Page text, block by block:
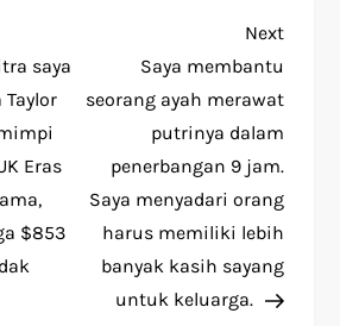
saya
Eras
$853
Next
Next
Saya membantu
seorang ayah merawat
putrinya dalam
penerbangan 9 jam.
Saya menyadari orang
harus memiliki lebih
banyak kasih sayang
untuk keluarga.